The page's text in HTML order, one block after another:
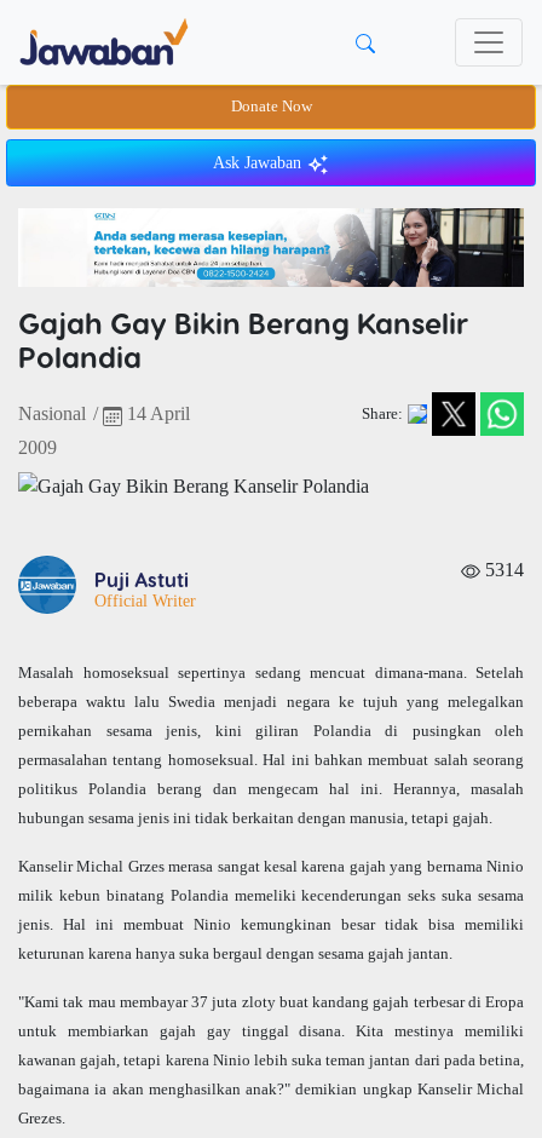
Donate Now
Ask Jawaban
Gajah Gay Bikin Berang Kanselir
Polandia
Nasional /
14 April
2009
Share:
Puji Astuti
Official Writer
5314
Masalah homoseksual sepertinya sedang mencuat dimana-mana. Setelah
beberapa waktu lalu Swedia menjadi negara ke tujuh yang melegalkan
pernikahan sesama jenis, kini giliran Polandia di pusingkan oleh
permasalahan tentang homoseksual. Hal ini bahkan membuat salah seorang
politikus Polandia berang dan mengecam hal ini. Herannya, masalah
hubungan sesama jenis ini tidak berkaitan dengan manusia, tetapi gajah.
Kanselir Michal Grzes merasa sangat kesal karena gajah yang bernama Ninio
milik kebun binatang Polandia memeliki kecenderungan seks suka sesama
jenis. Hal ini membuat Ninio kemungkinan besar tidak bisa memiliki
keturunan karena hanya suka bergaul dengan sesama gajah jantan.
"Kami tak mau membayar 37 juta zloty buat kandang gajah terbesar di Eropa
untuk membiarkan gajah gay tinggal disana. Kita mestinya memiliki
kawanan gajah, tetapi karena Ninio lebih suka teman jantan dari pada betina,
bagaimana ia akan menghasilkan anak?" demikian ungkap Kanselir Michal
Grezes.